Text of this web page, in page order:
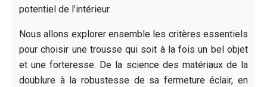
potentiel de l’intérieur.
Nous allons explorer ensemble les critères essentiels
pour choisir une trousse qui soit à la fois un bel objet
et une forteresse. De la science des matériaux de la
doublure à la robustesse de sa fermeture éclair, en